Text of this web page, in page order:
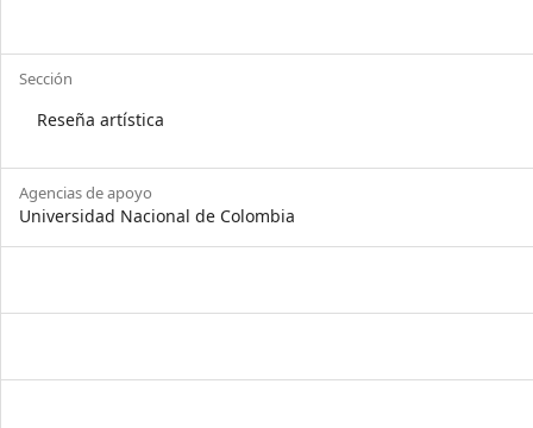
Sección
Reseña artística
Agencias de apoyo
Universidad Nacional de Colombia